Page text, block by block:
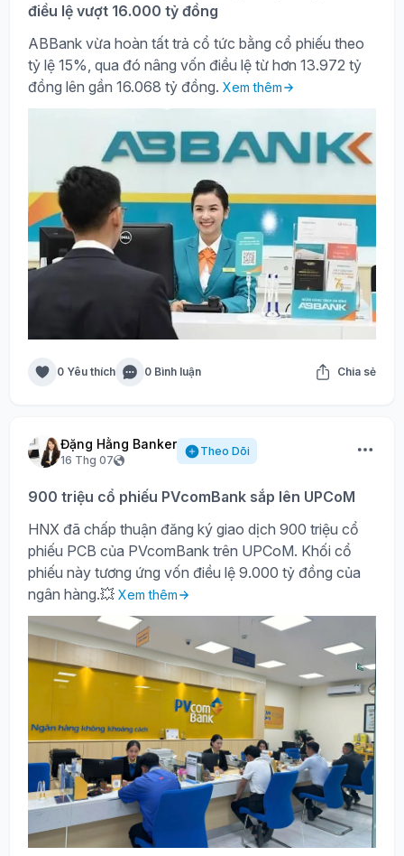
điều lệ vượt 16.000 tỷ đồng
ABBank vừa hoàn tất trả cổ tức bằng cổ phiếu theo
tỷ lệ 15%, qua đó nâng vốn điều lệ từ hơn 13.972 tỷ
đồng lên gần 16.068 tỷ đồng. Xem thêm
0 Yêu thích 0 Bình luận Chia sẻ
Đặng Hằng Banker
16 Thg 07
Theo Dõi
900 triệu cổ phiếu PVcomBank sắp lên UPCoM
HNX đã chấp thuận đăng ký giao dịch 900 triệu cổ
phiếu PCB của PVcomBank trên UPCoM. Khối cổ
phiếu này tương ứng vốn điều lệ 9.000 tỷ đồng của
ngân hàng.💥 Xem thêm